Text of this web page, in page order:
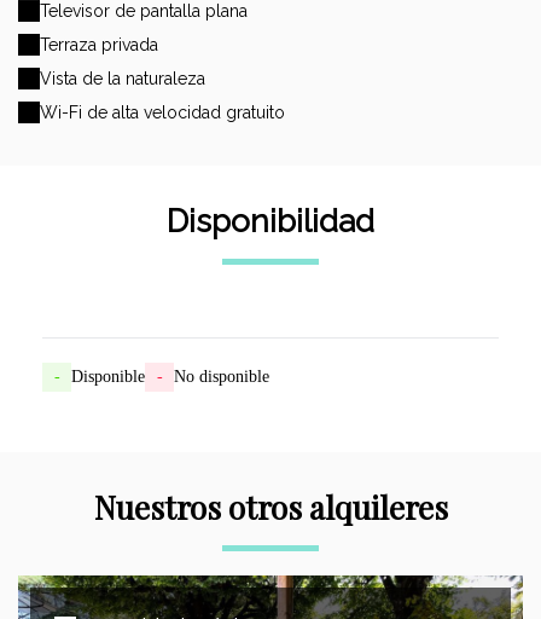
Televisor de pantalla plana
Terraza privada
Vista de la naturaleza
Wi-Fi de alta velocidad gratuito
Disponibilidad
- Disponible - No disponible
Nuestros otros alquileres